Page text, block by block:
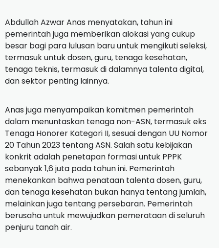
Abdullah Azwar Anas menyatakan, tahun ini
pemerintah juga memberikan alokasi yang cukup
besar bagi para lulusan baru untuk mengikuti seleksi,
termasuk untuk dosen, guru, tenaga kesehatan,
tenaga teknis, termasuk di dalamnya talenta digital,
dan sektor penting lainnya.
Anas juga menyampaikan komitmen pemerintah
dalam menuntaskan tenaga non-ASN, termasuk eks
Tenaga Honorer Kategori II, sesuai dengan UU Nomor
20 Tahun 2023 tentang ASN. Salah satu kebijakan
konkrit adalah penetapan formasi untuk PPPK
sebanyak 1,6 juta pada tahun ini. Pemerintah
menekankan bahwa penataan talenta dosen, guru,
dan tenaga kesehatan bukan hanya tentang jumlah,
melainkan juga tentang persebaran. Pemerintah
berusaha untuk mewujudkan pemerataan di seluruh
penjuru tanah air.